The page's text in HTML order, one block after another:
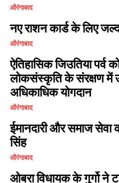
I've read and accept the
औरंगाबाद
नए राशन कार्ड के लिए
औरंगाबाद
ऐतिहासिक जिउतिया पर्व
लोकसंस्कृति के संरक्षण में
अधिकाधिक योगदान
औरंगाबाद
ईमानदारी और समाज सेवा
सिंह
औरंगाबाद
ओबरा विधायक के गुर्गो